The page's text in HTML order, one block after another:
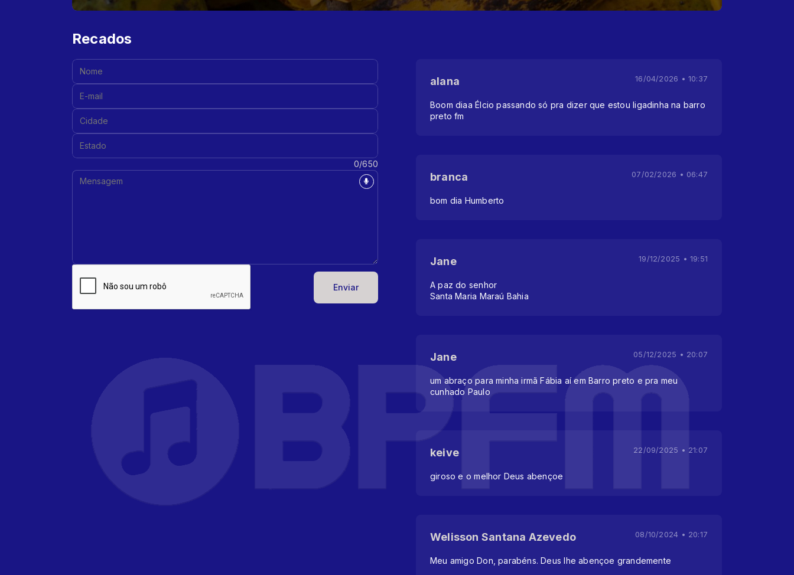
Recados
Nome:
E-mail:
Cidade:
Estado:
0/650
Enviar
alana 16/04/2026 • 10:37
Boom diaa Élcio passando só pra dizer que estou ligadinha na barro
preto fm
branca 07/02/2026 • 06:47
bom dia Humberto
Jane 19/12/2025 • 19:51
A paz do senhor
Santa Maria Maraú Bahia
Jane 05/12/2025 • 20:07
um abraço para minha irmã Fábia aí em Barro preto e pra meu
cunhado Paulo
keive 22/09/2025 • 21:07
giroso e o melhor Deus abençoe
Welisson Santana Azevedo 08/10/2024 • 20:17
Meu amigo Don, parabéns. Deus lhe abençoe grandemente